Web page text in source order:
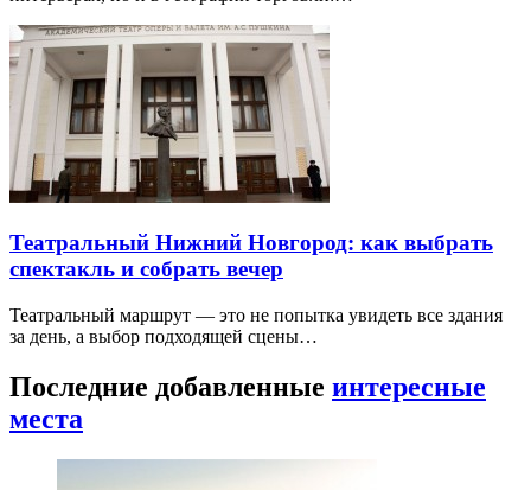
Театральный Нижний Новгород: как выбрать
спектакль и собрать вечер
Театральный маршрут — это не попытка увидеть все здания
за день, а выбор подходящей сцены…
Последние добавленные интересные
места